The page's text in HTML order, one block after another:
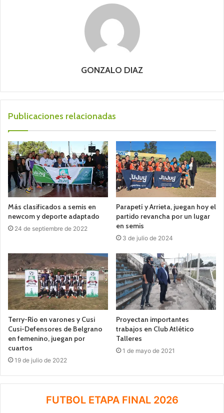
GONZALO DIAZ
Publicaciones relacionadas
Más clasificados a semis en
newcom y deporte adaptado
24 de septiembre de 2022
Parapetí y Arrieta, juegan hoy el
partido revancha por un lugar
en semis
3 de julio de 2024
Terry-Río en varones y Cusi
Cusi-Defensores de Belgrano
en femenino, juegan por
cuartos
19 de julio de 2022
Proyectan importantes
trabajos en Club Atlético
Talleres
1 de mayo de 2021
FUTBOL ETAPA FINAL 2026